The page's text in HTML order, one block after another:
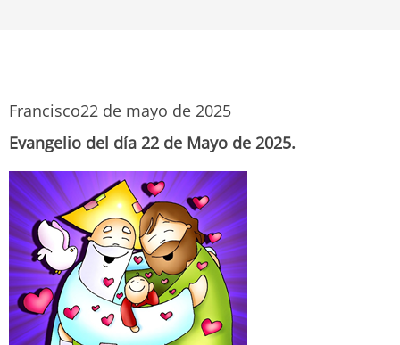
Francisco22 de mayo de 2025
Evangelio del día 22 de Mayo de 2025.